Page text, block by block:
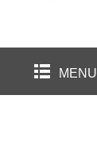
MENU